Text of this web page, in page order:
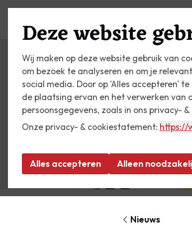
Deze website
Wij maken op deze website gebruik van
om bezoek te analyseren en om je
social media. Door op 'Alles accepteren'
de plaatsing ervan en het verwerken van
persoonsgegevens, zoals in ons privacy-
Onze privacy- & cookiestatement: https://
Alles accepteren Alleen
Plan je bezoek
Nieuws